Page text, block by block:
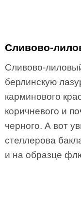
Сливово-
Сливово-
берлинскую
карминового
коричневого и
черного. А вот
стеллерова
и на образце